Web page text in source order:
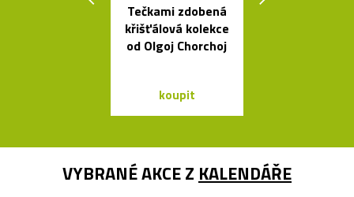
Tečkami zdobená
křišťálová kolekce
od Olgoj Chorchoj
koupit
VYBRANÉ AKCE Z KALENDÁŘE